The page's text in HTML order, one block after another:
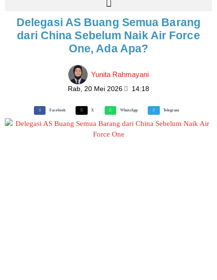
Delegasi AS Buang Semua Barang
dari China Sebelum Naik Air Force
One, Ada Apa?
Yunita Rahmayani
Rab, 20 Mei 2026 14:18
Facebook X WhatsApp Telegram